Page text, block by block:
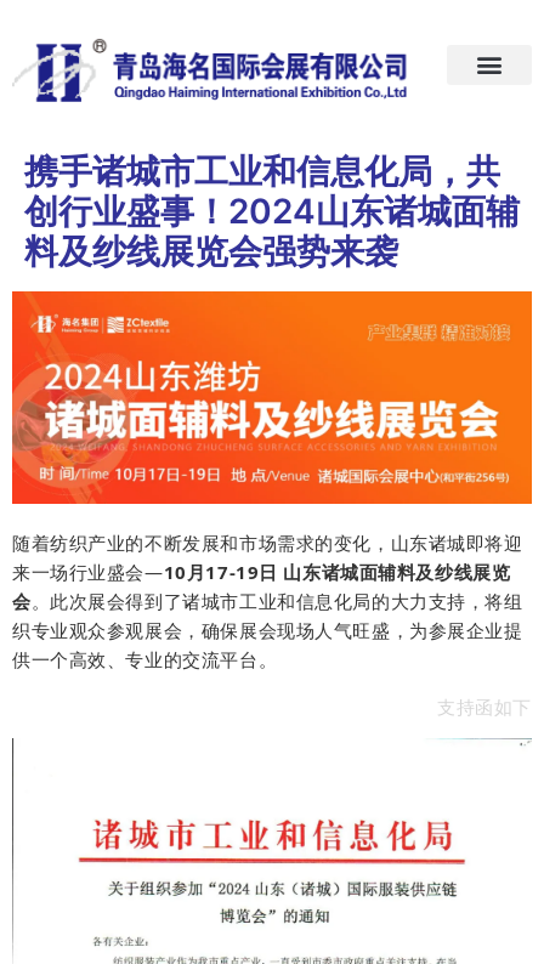
携手诸城市工业和信息化局，共
创行业盛事！2024山东诸城面辅
料及纱线展览会强势来袭
随着纺织产业的不断发展和市场需求的变化，山东诸城即将迎
来一场行业盛会—10月17-19日 山东诸城面辅料及纱线展览
会。此次展会得到了诸城市工业和信息化局的大力支持，将组
织专业观众参观展会，确保展会现场人气旺盛，为参展企业提
供一个高效、专业的交流平台。
支持函如下